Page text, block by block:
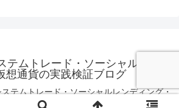
テムトレード・ソーシャルレンデ
想通貨の実践検証ブログ
テムトレード・ソーシャルレンディング・